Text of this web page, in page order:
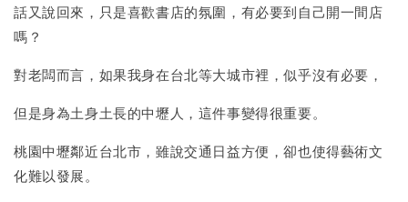
話又說回來，只是喜歡書店的氛圍，有必要到自己開一間店
嗎？
對老闆而言，如果我身在台北等大城市裡，似乎沒有必要，
但是身為土身土長的中壢人，這件事變得很重要。
桃園中壢鄰近台北市，雖說交通日益方便，卻也使得藝術文
化難以發展。